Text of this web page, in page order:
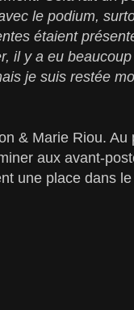
le podium,
étaient
il y a eu beaucoup
je suis restée
& Marie Riou. Au
aux avant-
une place dans